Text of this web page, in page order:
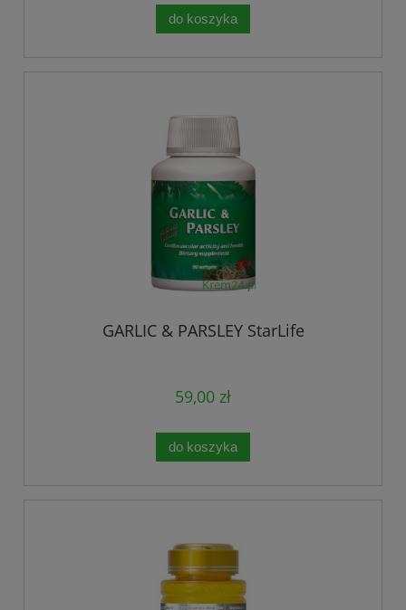
do koszyka
GARLIC & PARSLEY StarLife
59,00 zł
do koszyka